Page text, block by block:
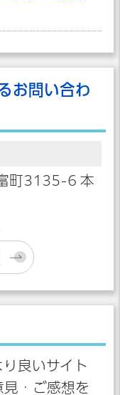
お問い合わ
町3135-6 本
良いサイト
・ご感想を